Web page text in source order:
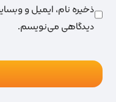
ذخیره نام، ایمیل و
دیدگاهی می‌نویسم.